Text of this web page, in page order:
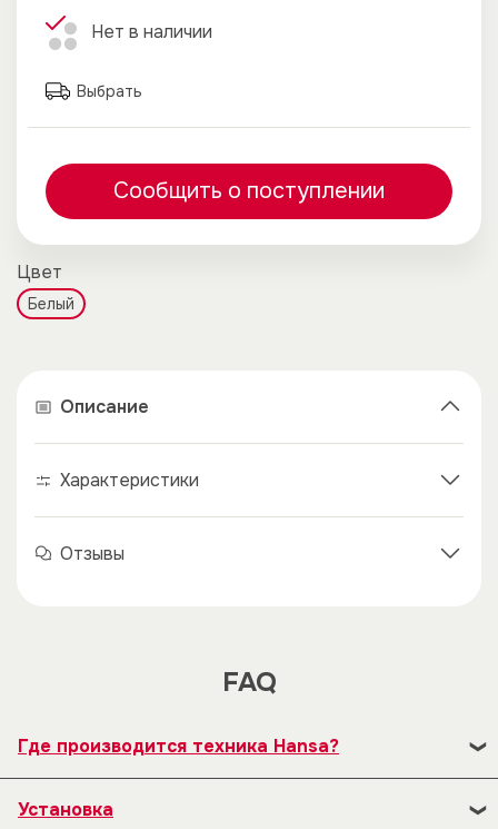
×
Нет в наличии
Выбрать
Сообщить о поступлении
Цвет
Белый
×
Описание
Характеристики
Отзывы
FAQ
Где производится техника Hansa?
производству плит была открыта новая фабрика по
Установка